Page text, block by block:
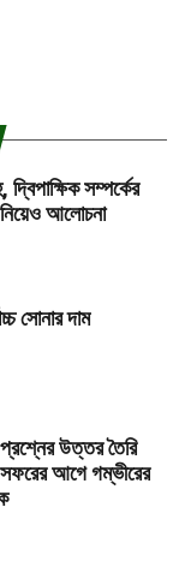
সম্পর্কের
নিয়েও আলোচনা
সোনার দাম
উত্তর তৈরি
সফরের আগে গম্ভীরের